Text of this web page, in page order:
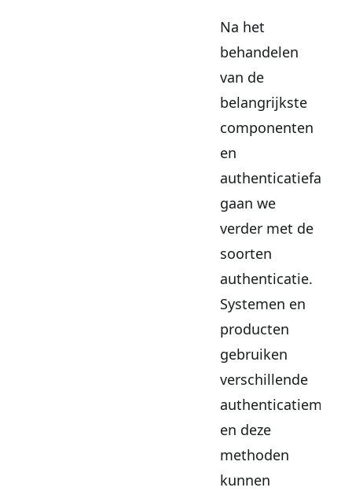
Na het
behandelen
van de
belangrijkste
componenten
en
gaan we
verder met de
soorten
authenticatie.
Systemen en
producten
gebruiken
verschillende
en deze
methoden
kunnen